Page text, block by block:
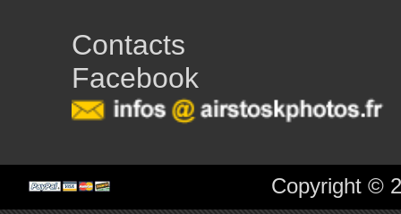
Contacts
Facebook
Copyright ©